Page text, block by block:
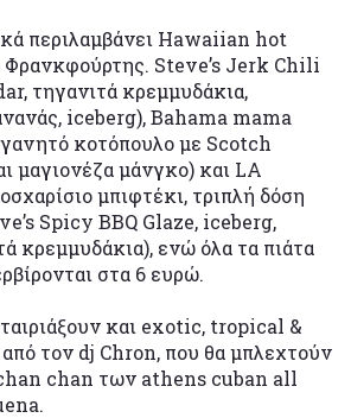
περιλαμβάνει Hawaiian hot
Steve’s Jerk Chili
τηγανιτά κρεμμυδάκια,
iceberg), Bahama mama
κοτόπουλο με Scotch
μαγιονέζα μάνγκο) και LA
μπιφτέκι, τριπλή δόση
Spicy BBQ Glaze, iceberg,
κρεμμυδάκια), ενώ όλα τα πιάτα
στα 6 ευρώ.
και exotic, tropical &
τον dj Chron, που θα μπλεχτούν
chan των athens cuban all